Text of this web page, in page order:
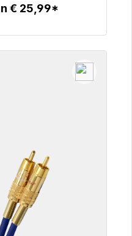
€ 25,99*